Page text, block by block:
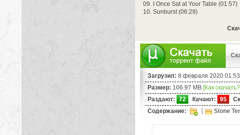
09. I Once Sat at Your Table (01:57)
10. Sunburst (06:29)
Загрузил: 8 февраля 2020 01:53
Размер: 106.97 MB [Как
Раздают:
72 Качают: 95
Содержание:
Stone